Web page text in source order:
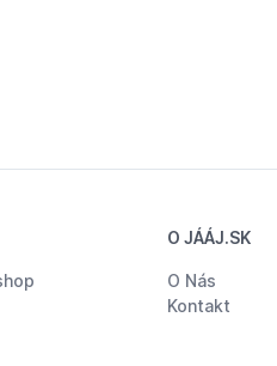
O JÁÁJ.SK
O Nás
Kontakt